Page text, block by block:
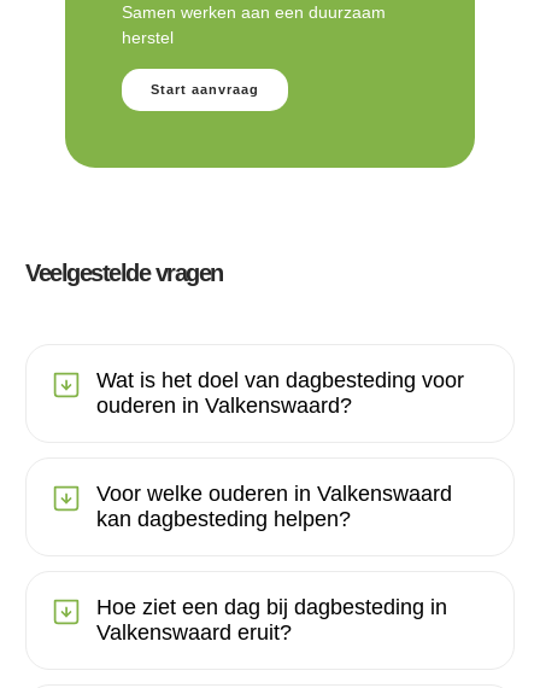
Samen werken aan een duurzaam
herstel
Start aanvraag
Veelgestelde vragen
Wat is het doel van dagbesteding voor
ouderen in Valkenswaard?
Voor welke ouderen in Valkenswaard
kan dagbesteding helpen?
Hoe ziet een dag bij dagbesteding in
Valkenswaard eruit?